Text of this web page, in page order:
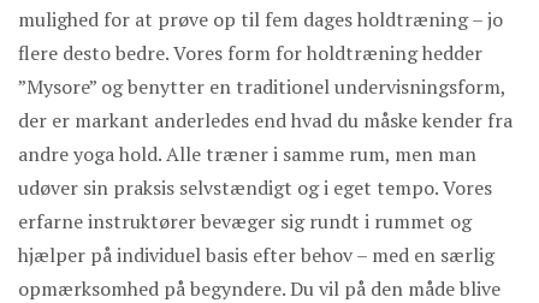
mulighed for at prøve op til fem dages holdtræning – jo
flere desto bedre. Vores form for holdtræning hedder
”Mysore” og benytter en traditionel undervisningsform,
der er markant anderledes end hvad du måske kender fra
andre yoga hold. Alle træner i samme rum, men man
udøver sin praksis selvstændigt og i eget tempo. Vores
erfarne instruktører bevæger sig rundt i rummet og
hjælper på individuel basis efter behov – med en særlig
opmærksomhed på begyndere. Du vil på den måde blive